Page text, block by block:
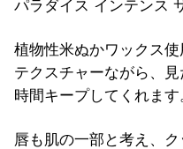
パラダイス インテンス
植物性米ぬかワックス
テクスチャーながら、
時間キープしてくれます
唇も肌の一部と考え、